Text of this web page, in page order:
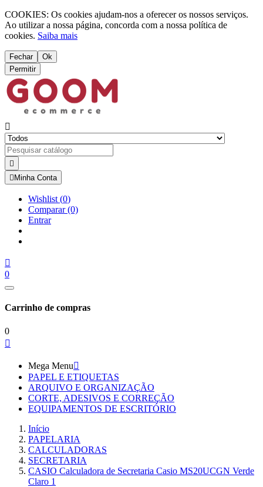
COOKIES: Os cookies ajudam-nos a oferecer os nossos serviços.
Ao utilizar a nossa página, concorda com a nossa política de
cookies. Saiba mais
Fechar
Ok
Permitir


 Minha Conta
Wishlist (0)
Comparar(0)
Entrar

0
Carrinho de compras
0

Mega Menu
PAPEL E ETIQUETAS
ARQUIVO E ORGANIZAÇÃO
CORTE, ADESIVOS E CORREÇÃO
EQUIPAMENTOS DE ESCRITÓRIO
Início
PAPELARIA
CALCULADORAS
SECRETARIA
CASIO Calculadora de Secretaria Casio MS20UCGN Verde
Claro 1